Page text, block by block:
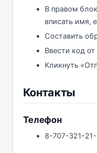
В правом
вписать имя,
Составить
Ввести код
Кликнуть
Контакты
Телефон
8-707-321-21-